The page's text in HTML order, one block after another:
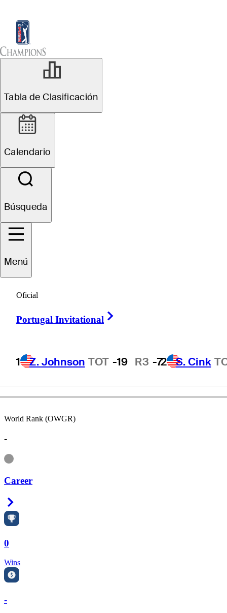
Tabla de Clasificación
Calendario
Búsqueda
Menú
Oficial
Portugal Invitational
1 Z. Johnson TOT -19 R3 -72 S. Cink
Johan
SWEDEN
World Rank (OWGR)
-
Information
Career
0
Wins
-